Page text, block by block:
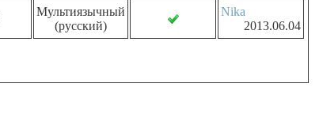
Мультиязычный
(русский)
Nika
2013.06.04